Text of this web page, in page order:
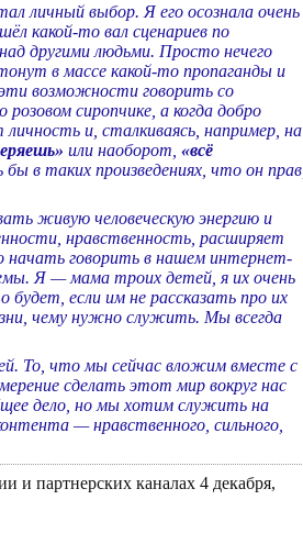
личный выбор. Я его осознала очень
какой-то вал сценариев по
другими людьми. Просто нечего
в массе какой-то пропаганды и
возможности говорить со
сиропчике, а когда добро
и, сталкиваясь, например, на
или наоборот, «всё
в таких произведениях, что он прав,
живую человеческую энергию и
нравственность, расширяет
начать говорить в нашем интернет-
Я — мама троих детей, я их очень
если им не рассказать про их
чему нужно служить. Мы всегда
То, что мы сейчас вложим вместе с
сделать этот мир вокруг нас
дело, но мы хотим служить на
— нравственного, сильного,
и партнерских каналах 4 декабря,